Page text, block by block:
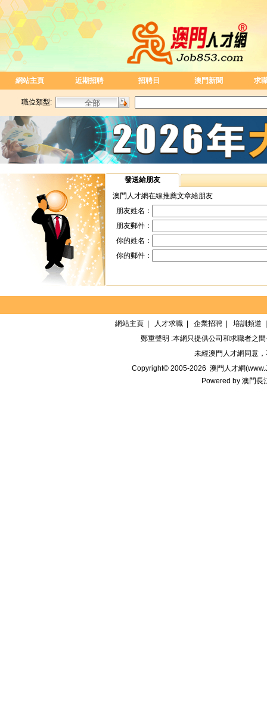
網站主頁 近期招聘 招聘日 澳門新聞 求
職位類型:
發送給朋友
澳門人才網在線推薦文章給朋友
朋友姓名：
朋友郵件：
你的姓名：
你的郵件：
網站主頁 人才求職 企業招聘 培訓頻道
鄭重聲明 :本網只提供公司和求職者之
未經澳門人才網 同意
Copyright© 2005-2026 澳門人才網
Powered by 澳門長